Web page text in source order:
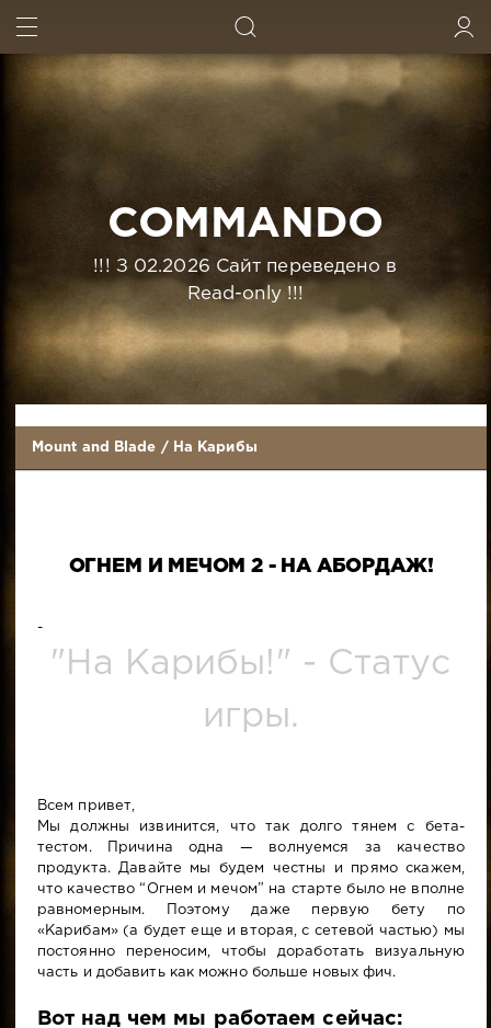
COMMANDO
!!! З 02.2026 Сайт переведено в
Read-only !!!
Mount and Blade / На Карибы
ОГНЕМ И МЕЧОМ 2 - НА АБОРДАЖ!
-
"На Карибы!" - Статус
игры.
Всем привет,
Мы должны извинится, что так долго тянем с бета-
тестом. Причина одна — волнуемся за качество
продукта. Давайте мы будем честны и прямо скажем,
что качество “Огнем и мечом” на старте было не вполне
равномерным. Поэтому даже первую бету по
«Карибам» (а будет еще и вторая, с сетевой частью) мы
постоянно переносим, чтобы доработать визуальную
часть и добавить как можно больше новых фич.
Вот над чем мы работаем сейчас: